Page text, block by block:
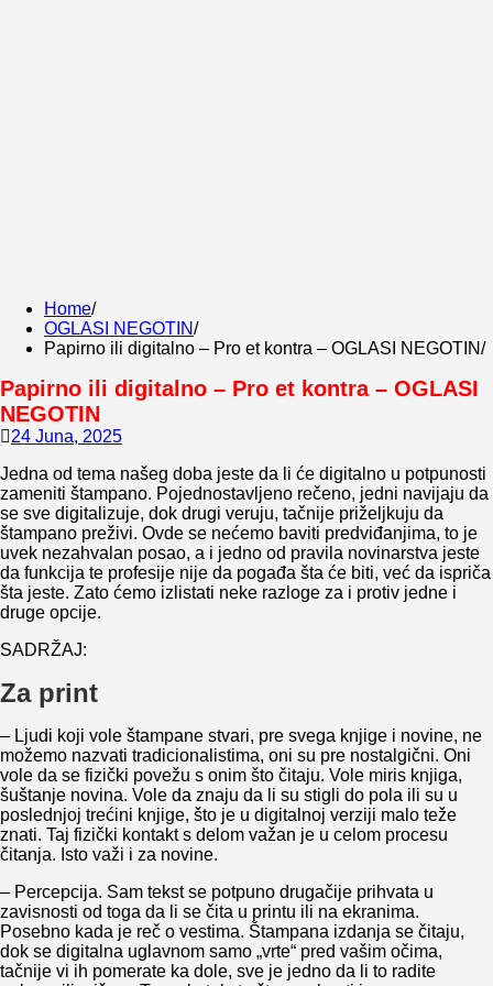
Home
OGLASI NEGOTIN
Papirno ili digitalno – Pro et kontra – OGLASI NEGOTIN
Papirno ili digitalno – Pro et kontra – OGLASI
NEGOTIN
24 Juna, 2025
Jedna od tema našeg doba jeste da li će digitalno u potpunosti
zameniti štampano. Pojednostavljeno rečeno, jedni navijaju da
se sve digitalizuje, dok drugi veruju, tačnije priželjkuju da
štampano preživi. Ovde se nećemo baviti predviđanjima, to je
uvek nezahvalan posao, a i jedno od pravila novinarstva jeste
da funkcija te profesije nije da pogađa šta će biti, već da ispriča
šta jeste. Zato ćemo izlistati neke razloge za i protiv jedne i
druge opcije.
SADRŽAJ:
Za print
– Ljudi koji vole štampane stvari, pre svega knjige i novine, ne
možemo nazvati tradicionalistima, oni su pre nostalgični. Oni
vole da se fizički povežu s onim što čitaju. Vole miris knjiga,
šuštanje novina. Vole da znaju da li su stigli do pola ili su u
poslednjoj trećini knjige, što je u digitalnoj verziji malo teže
znati. Taj fizički kontakt s delom važan je u celom procesu
čitanja. Isto važi i za novine.
– Percepcija. Sam tekst se potpuno drugačije prihvata u
zavisnosti od toga da li se čita u printu ili na ekranima.
Posebno kada je reč o vestima. Štampana izdanja se čitaju,
dok se digitalna uglavnom samo „vrte“ pred vašim očima,
tačnije vi ih pomerate ka dole, sve je jedno da li to radite